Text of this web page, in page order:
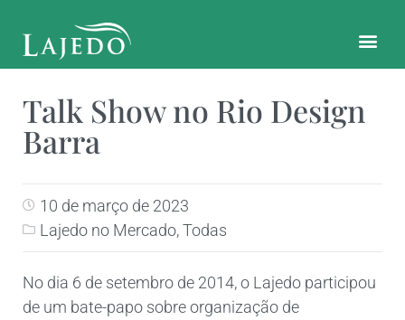
Talk Show no Rio Design
Barra
10 de março de 2023
Lajedo no Mercado,Todas
No dia 6 de setembro de 2014, o Lajedo participou
de um bate-papo sobre organização de